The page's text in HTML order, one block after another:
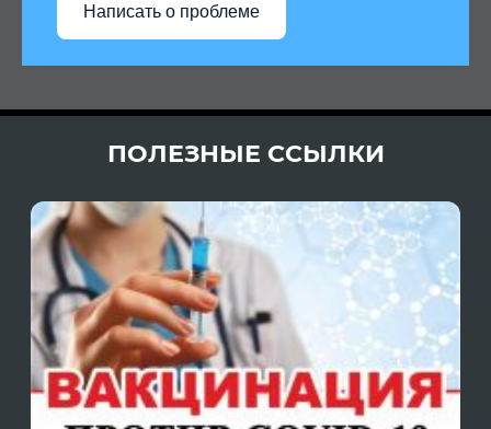
Написать о проблеме
ПОЛЕЗНЫЕ ССЫЛКИ